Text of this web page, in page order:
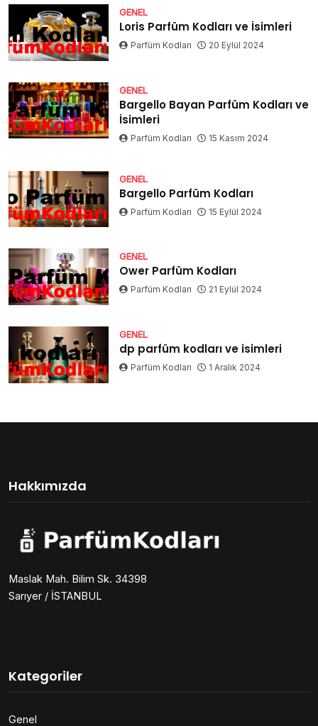
GENEL
Loris Parfüm Kodları ve İsimleri
Parfüm Kodları 20 Eylül 2024
GENEL
Bargello Bayan Parfüm Kodları ve
İsimleri
Parfüm Kodları 15 Kasım 2024
GENEL
Bargello Parfüm Kodları
Parfüm Kodları 15 Eylül 2024
GENEL
Ower Parfüm Kodları
Parfüm Kodları 21 Eylül 2024
GENEL
dp parfüm kodları ve isimleri
Parfüm Kodları 1 Aralık 2024
Hakkımızda
Maslak Mah. Bilim Sk. 34398
Sarıyer / İSTANBUL
Kategoriler
Genel